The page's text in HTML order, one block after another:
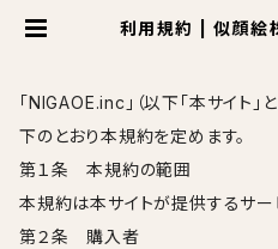
利用規約 | 似顔絵
「NIGAOE.inc」（以下「本サイト」
下のとおり本規約を定めます。
第１条 本規約の範囲
本規約は本サイトが提供するサー
第２条 購入者